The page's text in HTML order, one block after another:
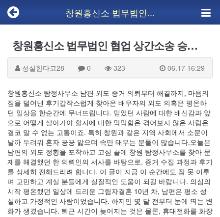
창원흥신소 법무법인...
창원흥신소 법무법인 협업 상간소송 승소 후기
성실한타코28 0 323 06.17 16:29
창원흥신소 탐정사무소 남편 외도 증거 의뢰부터 해결까지, 마음의
짐을 덜어낸 후기​​갑작스럽게 찾아온 배우자의 외도 의혹은 평온하
던 일상을 한순간에 무너뜨립니다. 믿었던 사람에 대한 배신감과 앞
으로 어떻게 살아가야 할지에 대한 막막함은 겪어보지 않은 사람은
결코 알 수 없는 고통이죠. 특히 창원과 같은 지역 사회에서 소문이
날까 두려워 혼자 끙끙 앓으며 속만 태우는 분들이 많습니다.​오늘은
남편의 외도 정황을 포착하고 고심 끝에 창원 탐정사무소를 찾아 문
제를 해결했던 한 의뢰인의 서사를 바탕으로, 증거 수집 과정과 후기
를 상세히 전해드리려 합니다. 이 글이 지금 이 순간에도 잠 못 이루
며 고민하고 계실 분들에게 실질적인 도움이 되길 바랍니다.​ 의심의
시작 평온했던 일상에 드리운 그림자​결혼 10년 차, 남편은 평소 성
실하고 가정적인 사람이었습니다. 하지만 몇 달 전부터 눈에 띄는 변
화가 생겼습니다. 퇴근 시간이 늦어지는 것은 물론, 휴대전화를 화장